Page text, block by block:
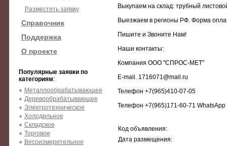
Разместить заявку
Справочник
Поддержка
О проекте
Популярные заявки по
категориям:
Металлообрабатывающее
Деревообрабатывающее
Электротехническое
Холодильное
Складское
Торговое
Весоизмерительное
Выкупаем на склад: трубный
Выезжаем в регионы РФ. Форма
Пишите и Звоните Нам!
Наши контакты:
Компания ООО "СПРОС-МЕТ"
E-mail. 1716071@mail.ru
Телефон +7(965)410-07-05
Телефон +7(965)171-60-71 WhatsApp
Код объявления:
Дата размещения: